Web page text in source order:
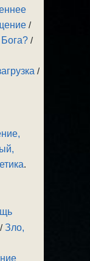
/
Бога? /
/
.
/Зло,